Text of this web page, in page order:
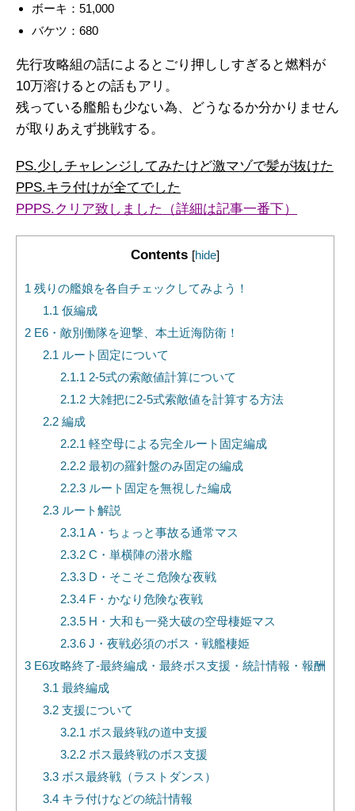
ボーキ：51,000
バケツ：680
先行攻略組の話によるとごり押ししすぎると燃料が
10万溶けるとの話もアリ。
残っている艦船も少ない為、どうなるか分かりません
が取りあえず挑戦する。
PS.少しチャレンジしてみたけど激マゾで髪が抜けた
PPS.キラ付けが全てでした
PPPS.クリア致しました（詳細は記事一番下）
Contents [hide]
1 残りの艦娘を各自チェックしてみよう！
1.1 仮編成
2 E6・敵別働隊を迎撃、本土近海防衛！
2.1 ルート固定について
2.1.1 2-5式の索敵値計算について
2.1.2 大雑把に2-5式索敵値を計算する方法
2.2編成
2.2.1 軽空母による完全ルート固定編成
2.2.2 最初の羅針盤のみ固定の編成
2.2.3 ルート固定を無視した編成
2.3ルート解説
2.3.1 A・ちょっと事故る通常マス
2.3.2 C・単横陣の潜水艦
2.3.3 D・そこそこ危険な夜戦
2.3.4 F・かなり危険な夜戦
2.3.5 H・大和も一発大破の空母棲姫マス
2.3.6 J・夜戦必須のボス・戦艦棲姫
3 E6攻略終了-最終編成・最終ボス支援・統計情報・報酬
3.1 最終編成
3.2支援について
3.2.1 ボス最終戦の道中支援
3.2.2 ボス最終戦のボス支援
3.3ボス最終戦（ラストダンス）
3.4キラ付けなどの統計情報